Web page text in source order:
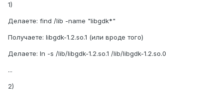
1)
Делаете: find /lib -name "libgdk*"
Получаете: libgdk-1.2.so.1 (или вроде того)
Делаете: ln -s /lib/libgdk-1.2.so.1 /lib/libgdk-1.2.so.0
...
2)